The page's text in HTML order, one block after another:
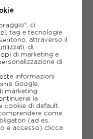
ci
tag e tecnologie
attraverso il
di
di marketing e
di
informazioni
Google,
marketing.
la
cookie di default.
come
(ad es.
e accesso) clicca